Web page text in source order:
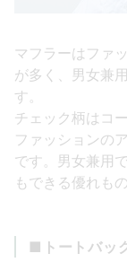
マフラーはファ
が多く、男女兼
す。
チェック柄はコ
ファッションの
です。男女兼用
もできる優れも
■トートバッ